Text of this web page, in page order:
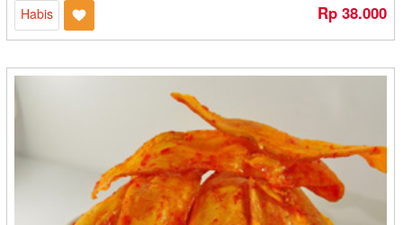
Dapoer Bu Endang - Medan
Dapoer Cemilan Adam - Banjarmasin
Dapoer Onde - Bandung
Dapoer Sanchila - Cilegon
Dapur Cirebon - Cirebon
Dapur Emak Lily - Banjarmasin
Dapur Hanna - Cilegon
Dapur Mritjan - Kediri
Habis Rp 38.000